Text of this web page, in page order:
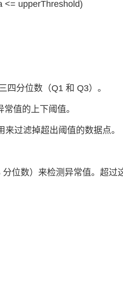
<= upperThreshold)
分位数（Q1 和 Q3）。
值的上下阈值。
过滤掉超出阈值的数据点。
位数）来检测异常值。超过